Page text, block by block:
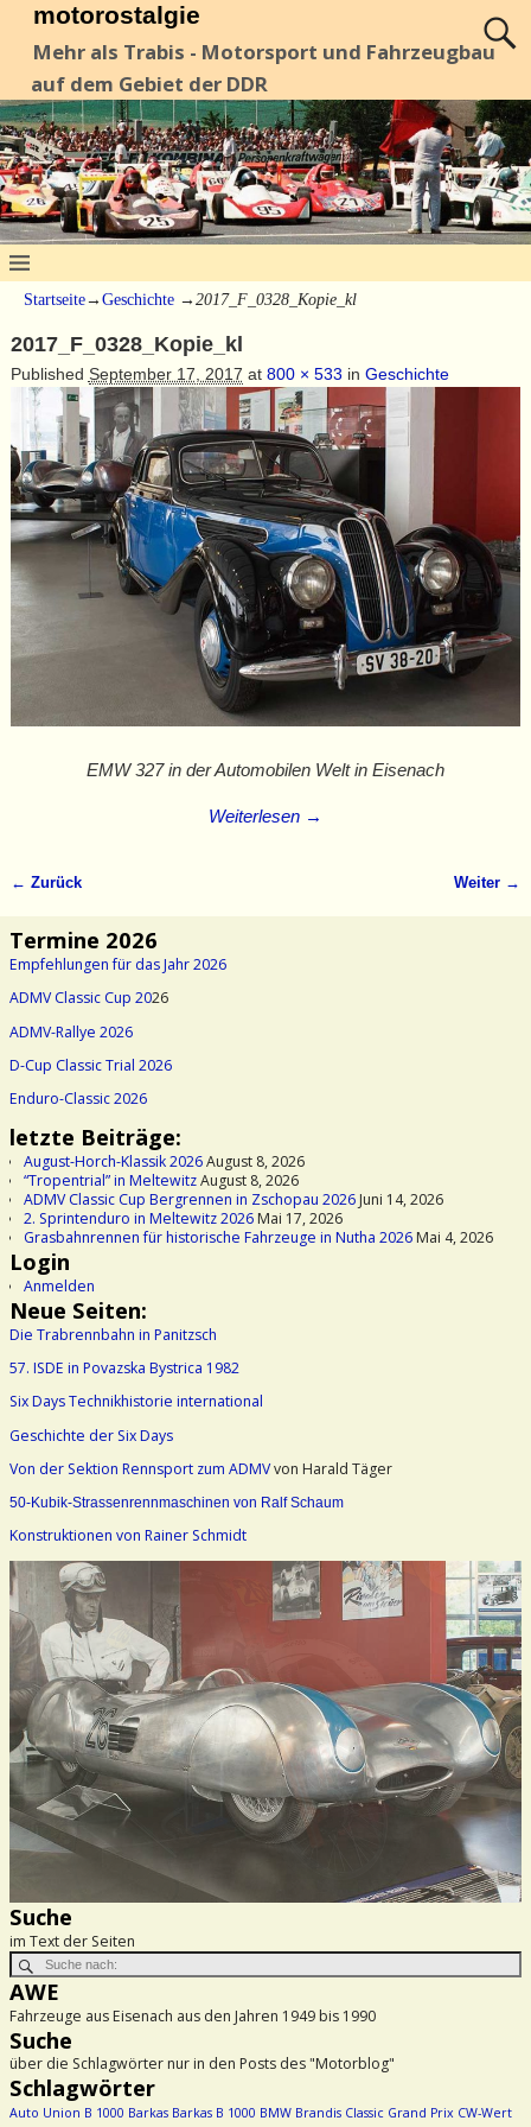
motorostalgie
Mehr als Trabis - Motorsport und Fahrzeugbau
auf dem Gebiet der DDR
Startseite→ Geschichte → 2017_F_0328_Kopie_kl
2017_F_0328_Kopie_kl
Published September 17, 2017 at 800 × 533 in Geschichte
EMW 327 in der Automobilen Welt in Eisenach
Weiterlesen →
← Zurück Weiter →
Termine 2026
Empfehlungen für das Jahr 2026
ADMV Classic Cup 2026
ADMV-Rallye 2026
D-Cup Classic Trial 2026
Enduro-Classic 2026
letzte Beiträge:
August-Horch-Klassik 2026August 8, 2026
“Tropentrial” in MeltewitzAugust 8, 2026
ADMV Classic Cup Bergrennen in Zschopau 2026Juni 14, 2026
2. Sprintenduro in Meltewitz 2026Mai 17, 2026
Grasbahnrennen für historische Fahrzeuge in Nutha 2026Mai 4, 2026
Login
Anmelden
Neue Seiten:
Die Trabrennbahn in Panitzsch
57. ISDE in Povazska Bystrica 1982
Six Days Technikhistorie international
Geschichte der Six Days
Von der Sektion Rennsport zum ADMVvon Harald Täger
50-Kubik-Strassenrennmaschinen von Ralf Schaum
Konstruktionen von Rainer Schmidt
Suche
im Text der Seiten
AWE
Fahrzeuge aus Eisenach aus den Jahren 1949 bis 1990
Suche
über die Schlagwörter nur in den Posts des "Motorblog"
Schlagwörter
Auto Union B 1000 Barkas Barkas B 1000 BMW Brandis Classic Grand Prix CW-Wert